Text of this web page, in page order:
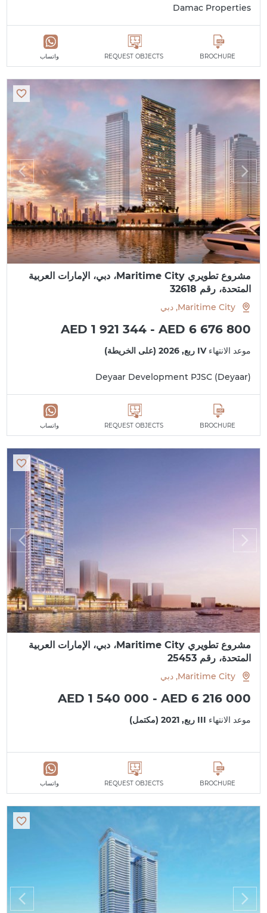
Damac Properties
BROCHURE
REQUEST OBJECTS واتساب
مشروع تطويري Maritime City، دبي، الإمارات العربية
المتحدة، رقم 32618
Maritime City, دبي
AED 1 921 344 - AED 6 676 800
موعد الانتهاءIV ربع, 2026 (على الخريطة)
Deyaar Development PJSC (Deyaar)
BROCHURE
REQUEST OBJECTS واتساب
مشروع تطويري Maritime City، دبي، الإمارات العربية
المتحدة، رقم 25453
Maritime City, دبي
AED 1 540 000 - AED 6 216 000
موعد الانتهاء III ربع, 2021 (مكتمل)
BROCHURE
REQUEST OBJECTS واتساب